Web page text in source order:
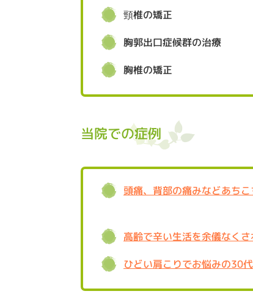
頸椎の矯正
胸郭出口症候群の治療
胸椎の矯正
当院での症例
頭痛、背部の痛みなどあち
高齢で辛い生活を余儀なく
ひどい肩こりでお悩みの30